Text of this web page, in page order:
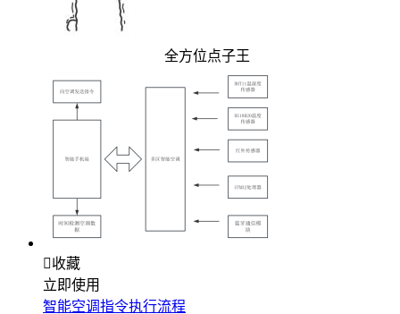
全方位点子王
收藏
立即使用
智能空调指令执行流程